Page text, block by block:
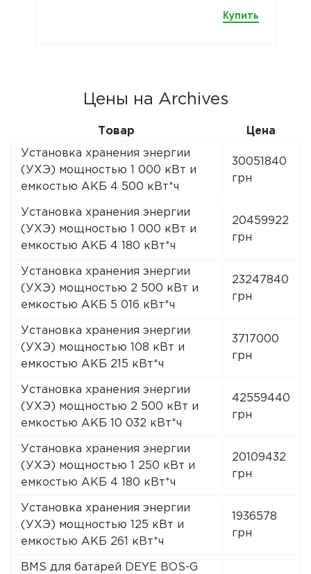
Купить
Цены на Archives
Товар Цена
Установка хранения энергии
(УХЭ) мощностью 1 000 кВт и
емкостью АКБ 4 500 кВт*ч
30051840
грн
Установка хранения энергии
(УХЭ) мощностью 1 000 кВт и
емкостью АКБ 4 180 кВт*ч
20459922
грн
Установка хранения энергии
(УХЭ) мощностью 2 500 кВт и
емкостью АКБ 5 016 кВт*ч
23247840
грн
Установка хранения энергии
(УХЭ) мощностью 108 кВт и
емкостью АКБ 215 кВт*ч
3717000
грн
Установка хранения энергии
(УХЭ) мощностью 2 500 кВт и
емкостью АКБ 10 032 кВт*ч
42559440
грн
Установка хранения энергии
(УХЭ) мощностью 1 250 кВт и
емкостью АКБ 4 180 кВт*ч
20109432
грн
Установка хранения энергии
(УХЭ) мощностью 125 кВт и
емкостью АКБ 261 кВт*ч
1936578
грн
BMS для батарей DEYE BOS-G